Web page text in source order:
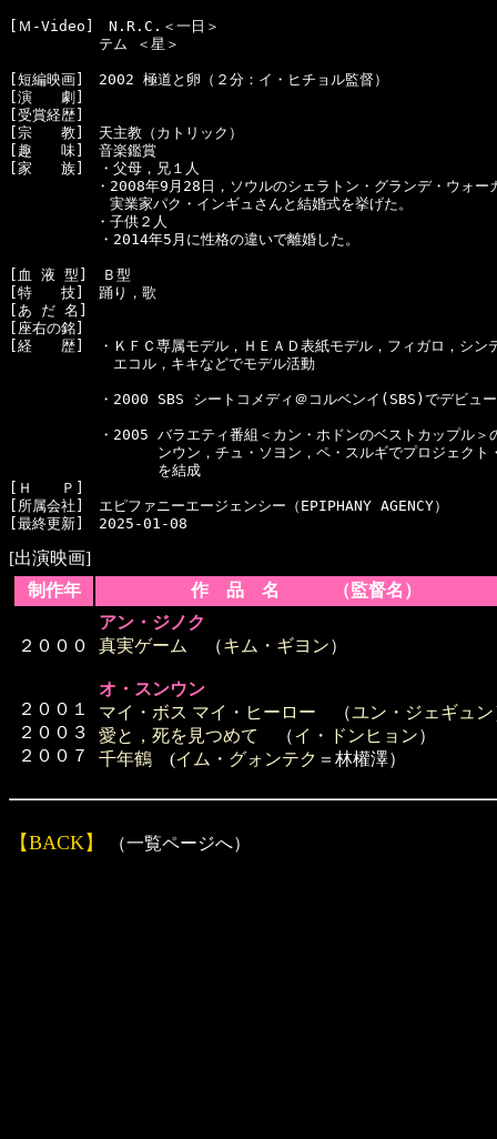
[Ｍ-Video]　N.R.C.＜一日＞
  　　　　　テム ＜星＞
[短編映画]　2002 極道と卵（２分：イ・ヒチョル監督）
[演　　劇]
[受賞経歴]
[宗　　教]　天主教（カトリック）
[趣　　味]　音楽鑑賞
[家　　族]　・父母，兄１人
・2008年9月28日，ソウルのシェラトン・グランデ・ウォーカ
実業家パク・インギュさんと結婚式を挙げた。
・子供２人
  　　　　　・2014年5月に性格の違いで離婚した。
[血 液 型]　Ｂ型
[特　　技]　踊り，歌
[あ だ 名]
[座右の銘]
[経　　歴]　・ＫＦＣ専属モデル，ＨＥＡＤ表紙モデル，フィガロ，シン
  　　　　　　エコル，キキなどでモデル活動
  　　　　　・2000 SBS シートコメディ＠コルベンイ(SBS)でデビュー
　　　　　・2005 バラエティ番組＜カン・ホドンのベストカップル＞
　　　　　  　   ンウン，チュ・ソヨン，ペ・スルギでプロジェクト
  　　　　　    　 を結成
[Ｈ　　Ｐ]
[所属会社]　エピファニーエージェンシー（EPIPHANY AGENCY）
[出演映画]
制作年
作 品 名 （監督名）
２０００
２００１
２００３
２００７
アン・ジノク
真実ゲーム
（キム・ギヨン）
オ・スンウン
マイ・ボス マイ・ヒーロー （ユン・ジェギュン
愛と，死を見つめて
（イ・ドンヒョン）
千年鶴 (イム・グォンテク ＝林權澤）
【BACK】 （一覧ページへ）